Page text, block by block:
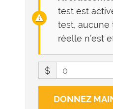
test est
test, aucune
réelle n’est
$ 0
DONNEZ